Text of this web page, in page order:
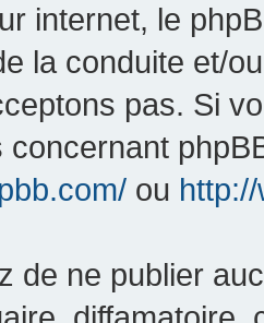
internet, le
la conduite et/
pas. Si
concernant
ou
de ne publier